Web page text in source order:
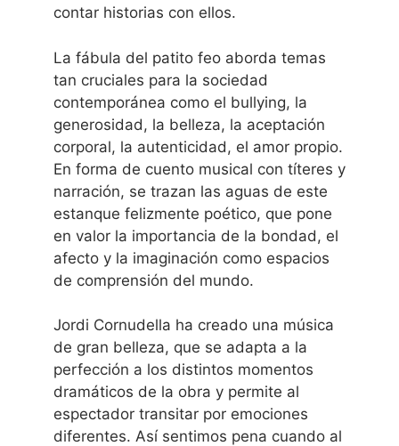
contar historias con ellos.
La fábula del patito feo aborda temas
tan cruciales para la sociedad
contemporánea como el bullying, la
generosidad, la belleza, la aceptación
corporal, la autenticidad, el amor propio.
En forma de cuento musical con títeres y
narración, se trazan las aguas de este
estanque felizmente poético, que pone
en valor la importancia de la bondad, el
afecto y la imaginación como espacios
de comprensión del mundo.
Jordi Cornudella ha creado una música
de gran belleza, que se adapta a la
perfección a los distintos momentos
dramáticos de la obra y permite al
espectador transitar por emociones
diferentes. Así sentimos pena cuando al